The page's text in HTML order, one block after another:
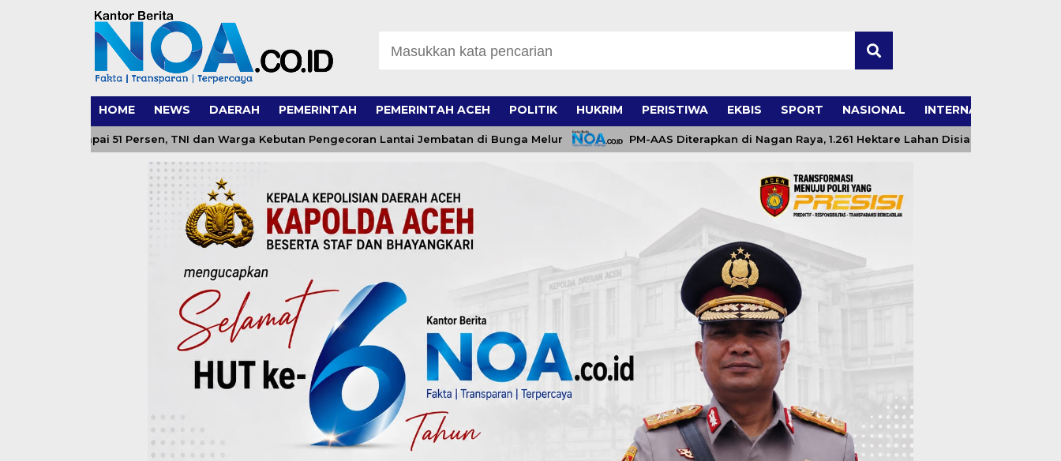
HOME NEWS DAERAH PEMERINTAH PEMERINTAH ACEH POLITIK HUKRIM PERISTIWA EKBIS SPORT NASIONAL INTERNASIONAL
Capai 51 Persen, TNI dan Warga Kebutan Pengecoran Lantai Jembatan di Bunga Melur PM-AAS Diterapkan di Nagan Raya, 1.261 Hektare Lahan Disiapkan untuk Pertanian